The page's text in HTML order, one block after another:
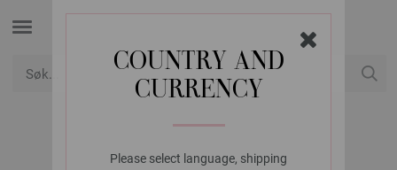
COUNTRY AND
CURRENCY
Please select language, shipping